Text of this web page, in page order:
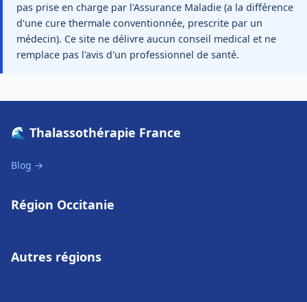
pas prise en charge par l'Assurance Maladie (a la différence
d'une cure thermale conventionnée, prescrite par un
médecin). Ce site ne délivre aucun conseil medical et ne
remplace pas l'avis d'un professionnel de santé.
🌊 Thalassothérapie France
Blog →
Région Occitanie
Autres régions